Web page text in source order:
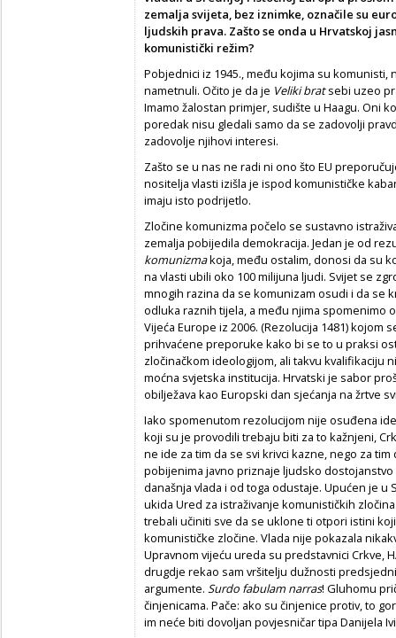
zemalja svijeta, bez iznimke, označile su
ljudskih prava. Zašto se onda u Hrvatskoj
komunistički režim?
Pobjednici iz 1945., među kojima su
nametnuli. Očito je da je Veliki bratsebi uzeo
Imamo žalostan primjer, sudište u Haagu. Oni
poredak nisu gledali samo da se zadovolji
zadovolje njihovi interesi.
Zašto se u nas ne radi ni ono što EU
nositelja vlasti izišla je ispod komunističke
imaju isto podrijetlo.
Zločine komunizma počelo se sustavno
zemalja pobijedila demokracija. Jedan je od
komunizmakoja, među ostalim, donosi da su
na vlasti ubili oko 100 milijuna ljudi. Svijet se
mnogih razina da se komunizam osudi i da se
odluka raznih tijela, a među njima
Vijeća Europe iz 2006. (Rezolucija 1481)
prihvaćene preporuke kako bi se to u praksi
zločinačkom ideologijom, ali takvu kvalifikaciju
moćna svjetska institucija. Hrvatski je sabor
obilježava kao Europski dan sjećanja na žrtve
Iako spomenutom rezolucijom nije osuđena
koji su je provodili trebaju biti za to kažnjeni,
ne ide za tim da se svi krivci kazne, nego za
pobijenima javno priznaje ljudsko
današnja vlada i od toga odustaje. Upućen je
ukida Ured za istraživanje komunističkih
trebali učiniti sve da se uklone ti otpori istini
komunističke zločine. Vlada nije pokazala
Upravnom vijeću ureda su predstavnici Crkve,
drugdje rekao sam vršitelju dužnosti
argumente. Surdo fabulam narras! Gluhomu
činjenicama. Pače: ako su činjenice protiv, to
im neće biti dovoljan povjesničar tipa Danijela